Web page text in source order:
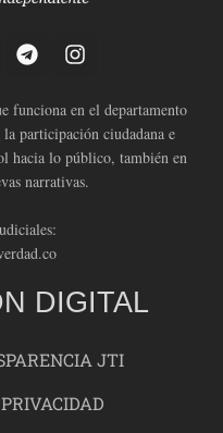
funciona en el departamento
participación ciudadana e
hacia lo público, también en
narrativas.
DIGITAL
JTI